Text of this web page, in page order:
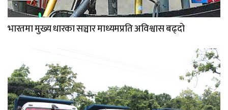
भारतमा मुख्य धारका सञ्चार माध्यमप्रति अविश्वास बढ्दो